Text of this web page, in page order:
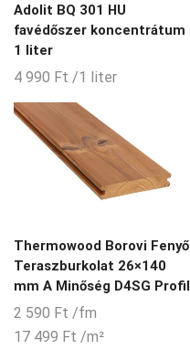
Adolit BQ 301 HU
favédőszer koncentrátum
1 liter
4 990 Ft /1 liter
Thermowood Borovi Fenyő
Teraszburkolat 26×140
mm A Minőség D4SG Profil
2 590 Ft /fm
17 499 Ft /m²